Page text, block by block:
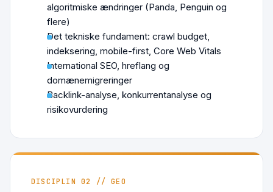
algoritmiske ændringer (Panda, Penguin og
flere)
Det tekniske fundament: crawl budget,
indeksering, mobile-first, Core Web Vitals
International SEO, hreflang og
domænemigreringer
Backlink-analyse, konkurrentanalyse og
risikovurdering
DISCIPLIN 02 // GEO